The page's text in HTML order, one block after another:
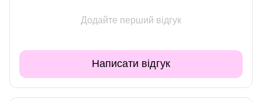
Додайте перший відгук
Написати відгук